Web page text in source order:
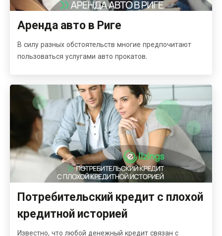
Аренда авто в Риге
В силу разных обстоятельств многие предпочитают
пользоваться услугами авто прокатов.
Потребительский кредит с плохой
кредитной историей
Известно, что любой денежный кредит связан с